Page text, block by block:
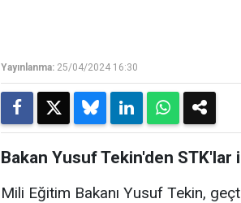
Yayınlanma: 25/04/2024 16:30
Bakan Yusuf Tekin'den STK'lar
Mili Eğitim Bakanı Yusuf Tekin,